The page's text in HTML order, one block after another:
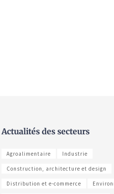
Actualités des secteurs
Agroalimentaire Industrie
Construction, architecture et design
Distribution et e-commerce